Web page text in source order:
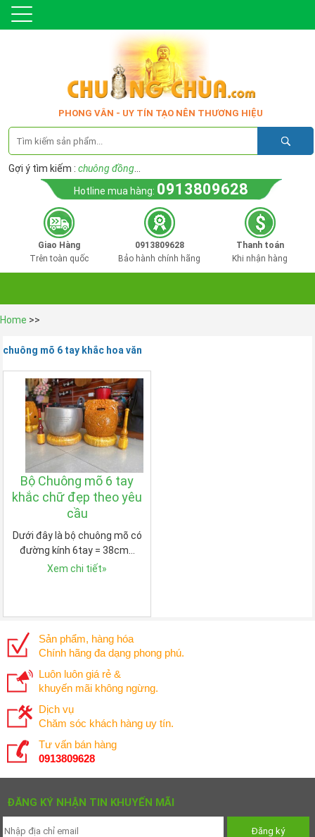
PHONG VÂN - UY TÍN TẠO NÊN THƯƠNG HIỆU
Gợi ý tìm kiếm : chuông đồng
Hotline mua hàng: 0913809628
Giao Hàng
Trên toàn quốc
0913809628
Bảo hành chính hãng
Thanh toán
Khi nhận hàng
Home >>
chuông mõ 6 tay khắc hoa văn
Bộ Chuông mõ 6 tay
khắc chữ đẹp theo yêu
cầu
Dưới đây là bộ chuông mõ có
đường kính 6tay = 38cm…
Xem chi tiết»
Sản phẩm, hàng hóa
Chính hãng đa dạng phong phú.
Luôn luôn giá rẻ &
khuyến mãi không ngừng.
Dịch vụ
Chăm sóc khách hàng uy tín.
Tư vấn bán hàng
0913809628
ĐĂNG KÝ NHẬN TIN KHUYẾN MÃI